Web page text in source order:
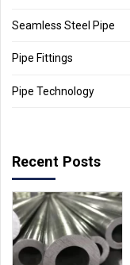
Seamless Steel Pipe
Pipe Fittings
Pipe Technology
Recent Posts